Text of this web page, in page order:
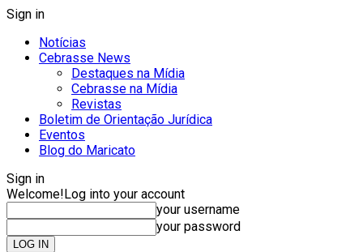
Sign in
Notícias
Cebrasse News
Destaques na Mídia
Cebrasse na Mídia
Revistas
Boletim de Orientação Jurídica
Eventos
Blog do Maricato
Sign in
Welcome!Log into your account
your username
your password